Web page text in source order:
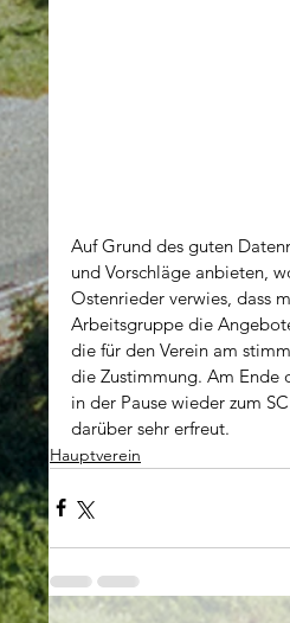
Auf Grund des guten
und Vorschläge anbieten,
Ostenrieder verwies, dass
Arbeitsgruppe die
die für den Verein am
die Zustimmung. Am Ende
in der Pause wieder zum
darüber sehr erfreut.
Hauptverein